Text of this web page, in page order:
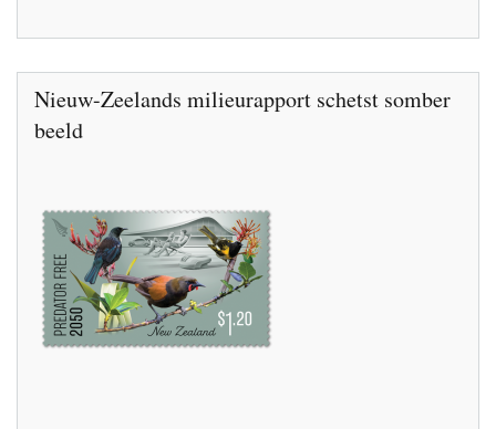
Nieuw-Zeelands milieurapport schetst somber
beeld